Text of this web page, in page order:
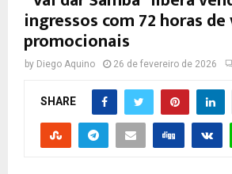
ingressos com 72 horas de
promocionais
by Diego Aquino 26 de fevereiro de 2026
SHARE